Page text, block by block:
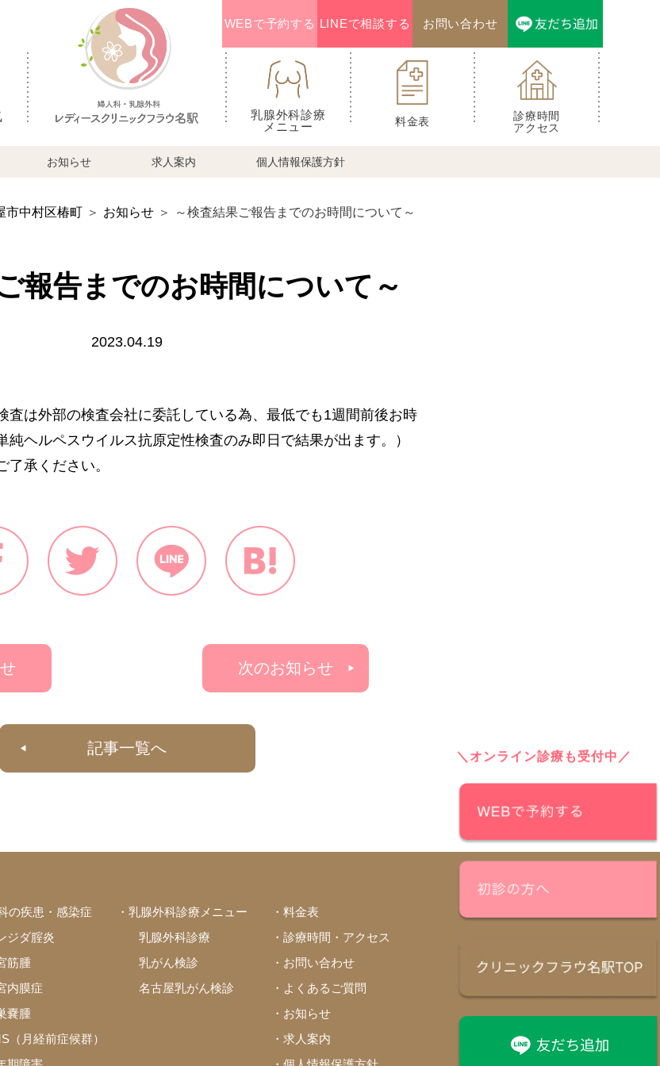
WEBで予約する LINEで相談する お問い合わせ
乳腺外科診療
メニュー
料金表
診療時間
アクセス
お知らせ 求人案内 個人情報保護方針
市中村区椿町 ＞ お知らせ ＞ ～検査結果ご報告までのお時間について～
報告までのお時間について～
2023.04.19
査は外部の検査会社に委託している為、最低でも1週間前後お時
純ヘルペスウイルス抗原定性検査のみ即日で結果が出ます。）
承ください。
次のお知らせ
記事一覧へ
の疾患・感染症
ジダ腟炎
筋腫
内膜症
嚢腫
（月経前症候群）
・乳腺外科診療メニュー
乳腺外科診療
乳がん検診
名古屋乳がん検診
・料金表
・診療時間・アクセス
・お問い合わせ
・よくあるご質問
・お知らせ
・求人案内
＼オンライン診療も受付中／